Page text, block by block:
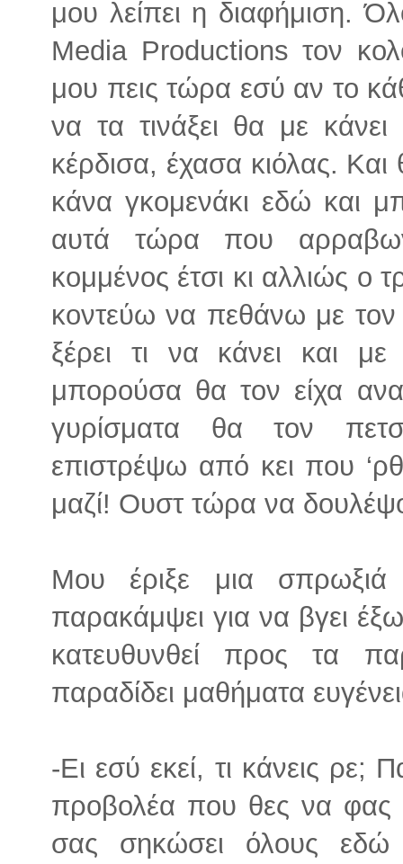
μου λείπει η διαφήμιση.
Media Productions τον
μου πεις τώρα εσύ αν το
να τα τινάξει θα με
κέρδισα, έχασα κιόλας.
κάνα γκομενάκι εδώ και
αυτά τώρα που
κομμένος έτσι κι αλλιώς ο
κοντεύω να πεθάνω με
ξέρει τι να κάνει και
μπορούσα θα τον είχα
γυρίσματα θα τον
επιστρέψω από κει που
μαζί! Ουστ τώρα να
Μου έριξε μια
παρακάμψει για να βγει
κατευθυνθεί προς τα
παραδίδει μαθήματα
-Ει εσύ εκεί, τι κάνεις
προβολέα που θες να φας
σας σηκώσει όλους εδώ